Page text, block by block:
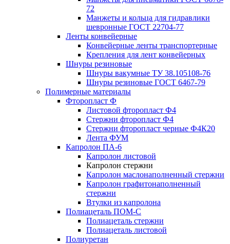
72
Манжеты и кольца для гидравлики
шевронные ГОСТ 22704-77
Ленты конвейерные
Конвейерные ленты транспортерные
Крепления для лент конвейерных
Шнуры резиновые
Шнуры вакумные ТУ 38.105108-76
Шнуры резиновые ГОСТ 6467-79
Полимерные материалы
Фторопласт Ф
Листовой фторопласт Ф4
Стержни фторопласт Ф4
Стержни фторопласт черные Ф4К20
Лента ФУМ
Капролон ПА-6
Капролон листовой
Капролон стержни
Капролон маслонаполненный стержни
Капролон графитонаполненный
стержни
Втулки из капролона
Полиацеталь ПОМ-С
Полиацеталь стержни
Полиацеталь листовой
Полиуретан